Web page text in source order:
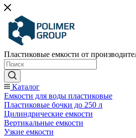
Пластиковые емкости от
Каталог
Емкости для воды пластиковые
Пластиковые бочки до 250 л
Цилиндрические емкости
Вертикальные емкости
Узкие емкости